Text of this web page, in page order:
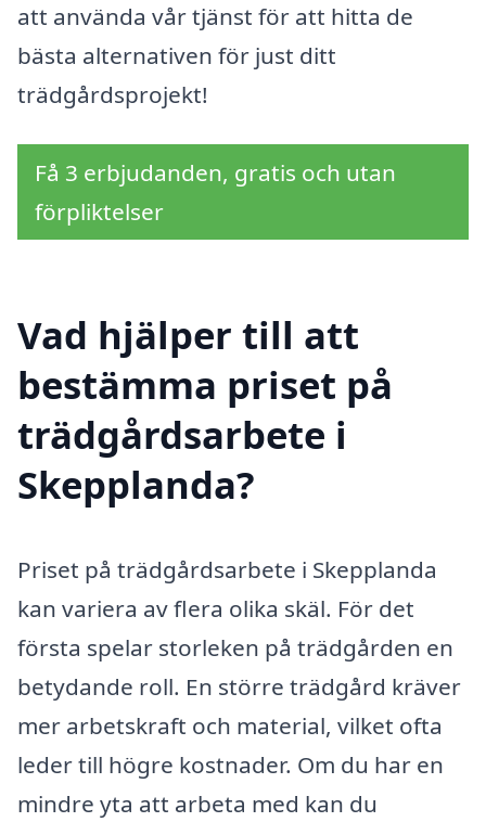
att använda vår tjänst för att hitta de
bästa alternativen för just ditt
trädgårdsprojekt!
Få 3 erbjudanden, gratis och utan
förpliktelser
Vad hjälper till att
bestämma priset på
trädgårdsarbete i
Skepplanda?
Priset på trädgårdsarbete i Skepplanda
kan variera av flera olika skäl. För det
första spelar storleken på trädgården en
betydande roll. En större trädgård kräver
mer arbetskraft och material, vilket ofta
leder till högre kostnader. Om du har en
mindre yta att arbeta med kan du